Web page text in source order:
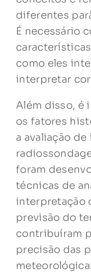
diferentes
É necessário
como eles
interpretar
Além disso, é
os fatores
a avaliação
foram
técnicas de
interpretação
previsão do
contribuíram
precisão das